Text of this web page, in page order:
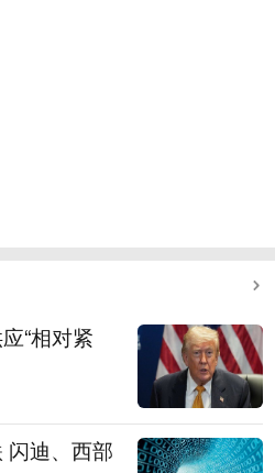
“相对紧
闪迪、西部